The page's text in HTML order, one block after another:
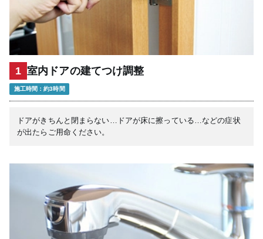
1 室内ドアの建てつけ調整
施工時間：約3時間
ドアがきちんと閉まらない…ドアが床に擦っている…などの症状
が出たらご用命ください。